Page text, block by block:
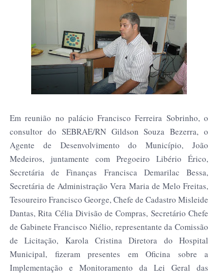
Em reunião no palácio Francisco Ferreira Sobrinho, o
consultor do SEBRAE/RN Gildson Souza Bezerra, o
Agente de Desenvolvimento do Município, João
Medeiros, juntamente com Pregoeiro Libério Érico,
Secretária de Finanças Francisca Demarilac Bessa,
Secretária de Administração Vera Maria de Melo Freitas,
Tesoureiro Francisco George, Chefe de Cadastro Misleide
Dantas, Rita Célia Divisão de Compras, Secretário Chefe
de Gabinete Francisco Niélio, representante da Comissão
de Licitação, Karola Cristina Diretora do Hospital
Municipal, fizeram presentes em Oficina sobre a
Implementação e Monitoramento da Lei Geral das